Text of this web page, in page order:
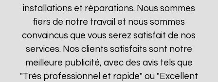
installations et réparations. Nous sommes
fiers de notre travail et nous sommes
convaincus que vous serez satisfait de nos
services. Nos clients satisfaits sont notre
meilleure publicité, avec des avis tels que
"Très professionnel et rapide" ou "Excellent